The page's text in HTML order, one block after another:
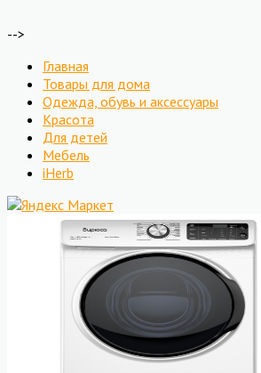
-->
Главная
Товары для дома
Одежда, обувь и аксессуары
Красота
Для детей
Мебель
iHerb